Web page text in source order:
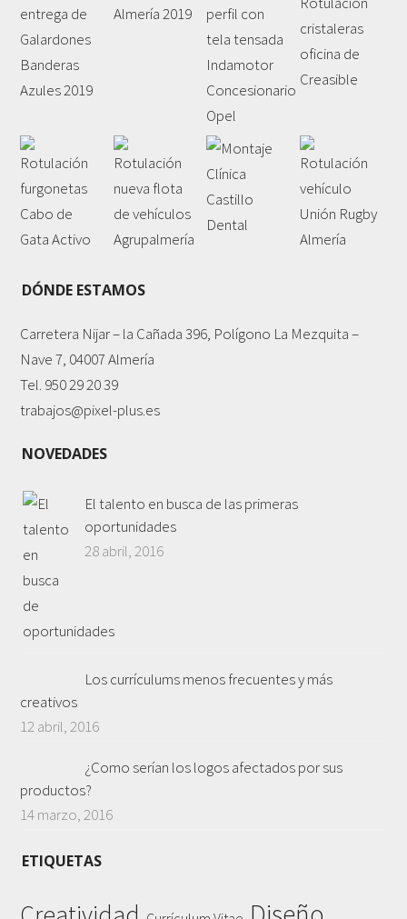
DÓNDE ESTAMOS
Carretera Nijar – la Cañada 396, Polígono La Mezquita –
Nave 7, 04007 Almería
Tel. 950 29 20 39
trabajos@pixel-plus.es
NOVEDADES
El talento en busca de las primeras
oportunidades
28 abril, 2016
Los currículums menos frecuentes y más
creativos
12 abril, 2016
¿Como serían los logos afectados por sus
productos?
14 marzo, 2016
ETIQUETAS